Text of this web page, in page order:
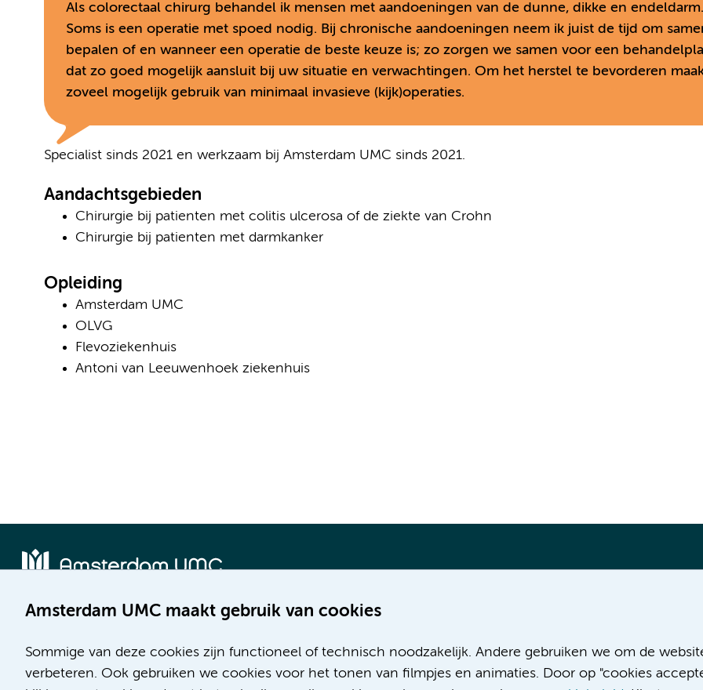
Als colorectaal chirurg behandel ik mensen met aandoeningen van de dunne, dikke en endeldarm.
Soms is een operatie met spoed nodig. Bij chronische aandoeningen neem ik juist de tijd om
bepalen of en wanneer een operatie de beste keuze is; zo zorgen we samen voor een
dat zo goed mogelijk aansluit bij uw situatie en verwachtingen. Om het herstel te bevorderen
zoveel mogelijk gebruik van minimaal invasieve (kijk)operaties.
Specialist sinds 2021 en werkzaam bij Amsterdam UMC sinds 2021.
Aandachtsgebieden
Chirurgie bij patienten met colitis ulcerosa of de ziekte van Crohn
Chirurgie bij patienten met darmkanker
Opleiding
Amsterdam UMC
OLVG
Flevoziekenhuis
Antoni van Leeuwenhoek ziekenhuis
Amsterdam UMC maakt gebruik van cookies
Sommige van deze cookies zijn functioneel of technisch noodzakelijk. Andere gebruiken we om de
verbeteren. Ook gebruiken we cookies voor het tonen van filmpjes en animaties. Door op "cookies
Meibergdreef 9
1105 AZ Amsterdam
De Boelelaan 1117
1081 HV Amsterdam
Werken bij Amsterdam UMC
Over Amsterdam UMC